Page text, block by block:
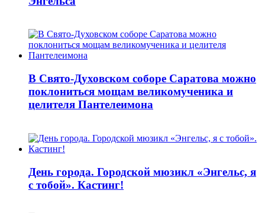
В Свято-Духовском соборе Саратова можно
поклониться мощам великомученика и
целителя Пантелеимона
День города. Городской мюзикл «Энгельс, я
с тобой». Кастинг!